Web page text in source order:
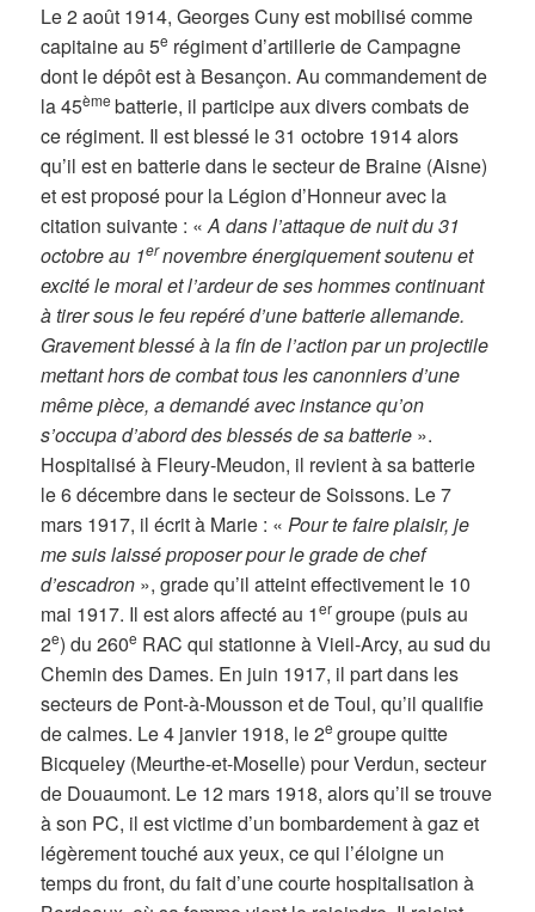
Le 2 août 1914, Georges Cuny est mobilisé comme
capitaine au 5e régiment d’artillerie de Campagne
dont le dépôt est à Besançon. Au commandement de
la 45èmebatterie, il participe aux divers combats de
ce régiment. Il est blessé le 31 octobre 1914 alors
qu’il est en batterie dans le secteur de Braine (Aisne)
et est proposé pour la Légion d’Honneur avec la
citation suivante : «A dans l’attaque de nuit du 31
octobre au 1ernovembre énergiquement soutenu et
excité le moral et l’ardeur de ses hommes continuant
à tirer sous le feu repéré d’une batterie allemande.
Gravement blessé à la fin de l’action par un projectile
mettant hors de combat tous les canonniers d’une
même pièce, a demandé avec instance qu’on
s’occupa d’abord des blessés de sa batterie ».
Hospitalisé à Fleury-Meudon, il revient à sa batterie
le 6 décembre dans le secteur de Soissons. Le 7
mars 1917, il écrit à Marie : «Pour te faire plaisir, je
me suis laissé proposer pour le grade de chef
d’escadron », grade qu’il atteint effectivement le 10
mai 1917. Il est alors affecté au 1er groupe (puis au
2e) du 260e RAC qui stationne à Vieil-Arcy, au sud du
Chemin des Dames. En juin 1917, il part dans les
secteurs de Pont-à-Mousson et de Toul, qu’il qualifie
de calmes. Le 4 janvier 1918, le 2e groupe quitte
Bicqueley (Meurthe-et-Moselle) pour Verdun, secteur
de Douaumont. Le 12 mars 1918, alors qu’il se trouve
à son PC, il est victime d’un bombardement à gaz et
légèrement touché aux yeux, ce qui l’éloigne un
temps du front, du fait d’une courte hospitalisation à